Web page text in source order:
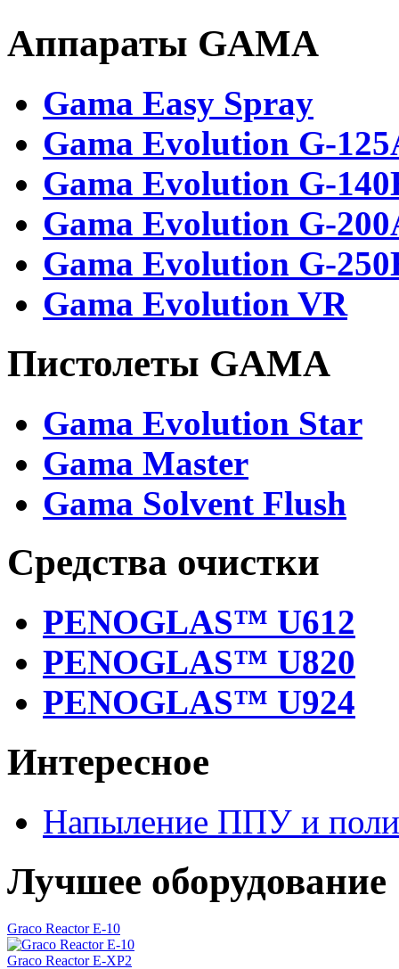
Аппараты GAMA
Gama Easy Spray
Gama Evolution G-
Gama Evolution G-
Gama Evolution G-
Gama Evolution G-
Gama Evolution VR
Пистолеты GAMA
Gama Evolution Star
Gama Master
Gama Solvent Flush
Средства очистки
PENOGLAS™ U612
PENOGLAS™ U820
PENOGLAS™ U924
Интересное
Напыление ППУ и
Лучшее оборудование
Graco Reactor E-10
Graсo Reactor E-XP2